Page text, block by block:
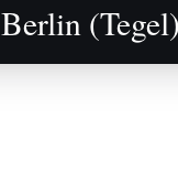
Berlin (Tegel)